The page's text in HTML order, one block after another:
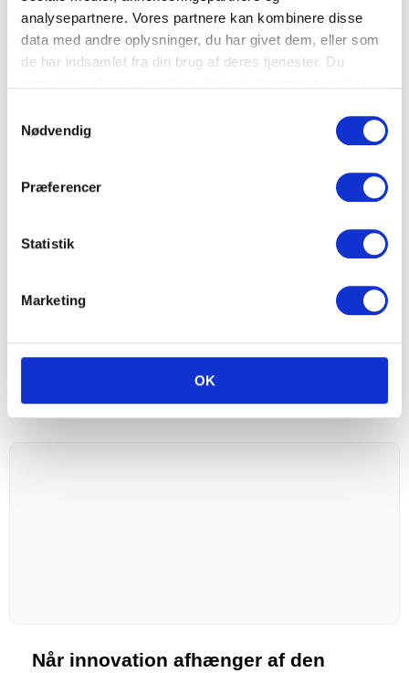
analysepartnere. Vores partnere kan kombinere disse
data med andre oplysninger, du har givet dem, eller som
de har indsamlet fra din brug af deres tjenester. Du
Nødvendig
Præferencer
Statistik
Marketing
OK
Innovationsmyter og hvad kan du
gøre ved dem
Søren Hejne HansenFebruar 2026
Når innovation afhænger af den